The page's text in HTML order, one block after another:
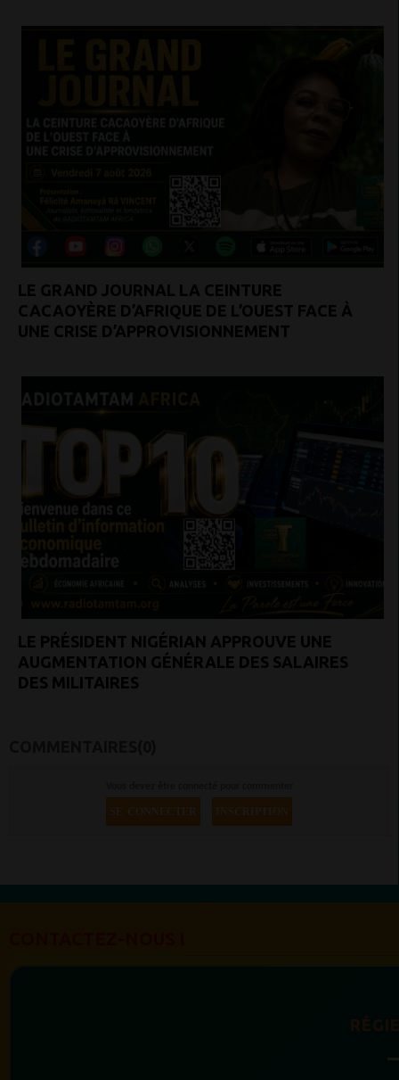
LE GRAND JOURNAL LA CEINTURE
CACAOYÈRE D’AFRIQUE DE L’OUEST FACE À
UNE CRISE D’APPROVISIONNEMENT
LE PRÉSIDENT NIGÉRIAN APPROUVE UNE
AUGMENTATION GÉNÉRALE DES SALAIRES
DES MILITAIRES
SE CONNECTER INSCRIPTION